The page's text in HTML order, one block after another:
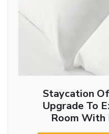
Staycation
Upgrade To
Room